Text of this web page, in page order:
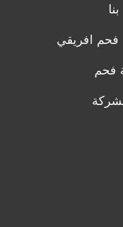
فحم افريقي
فحم